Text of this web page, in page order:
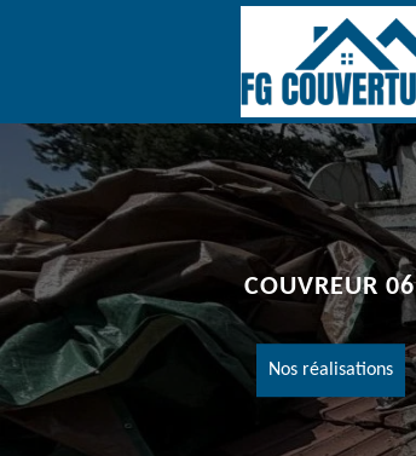
COUVREUR 06
Nos réalisations